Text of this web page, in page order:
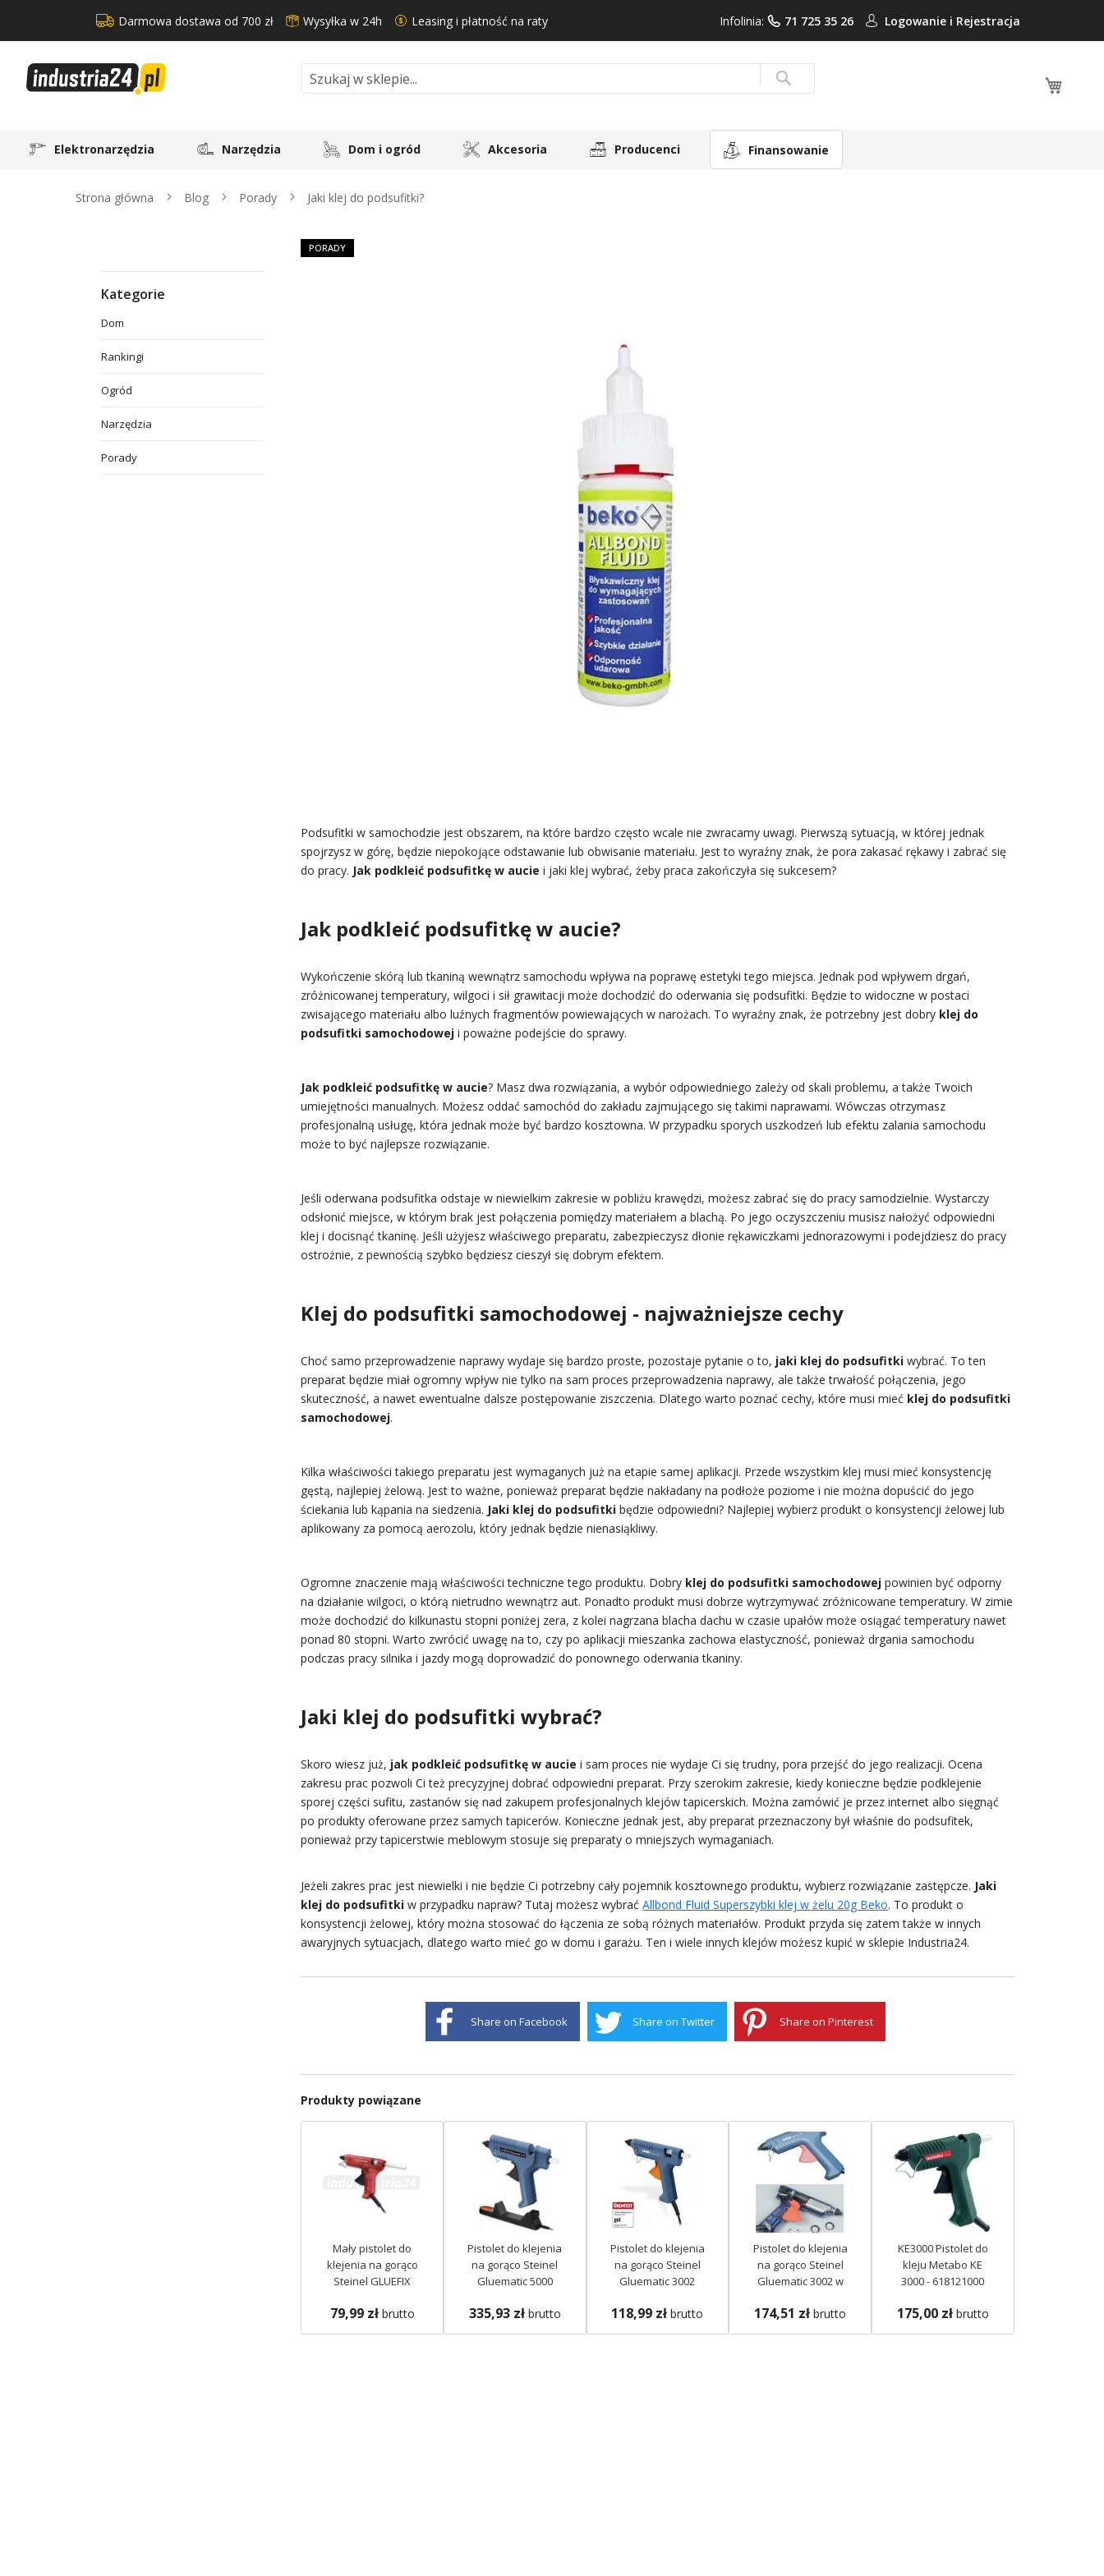
Darmowa dostawa od 700 zł Wysyłka w 24h Leasing i płatność na raty Infolinia: 71 725 35 26 Logowanie i Rejestracja
Search Search
Elektronarzędzia Narzędzia Dom i ogród Akcesoria Producenci Finansowanie
Strona główna Blog Porady Jaki klej do podsufitki?
PORADY
Podsufitki w samochodzie jest obszarem, na które bardzo często wcale nie zwracamy uwagi. Pierwszą sytuacją, w której jednak
spojrzysz w górę, będzie niepokojące odstawanie lub obwisanie materiału. Jest to wyraźny znak, że pora zakasać rękawy i zabrać się
do pracy. Jak podkleić podsufitkę w aucie i jaki klej wybrać, żeby praca zakończyła się sukcesem?
Jak podkleić podsufitkę w aucie?
Wykończenie skórą lub tkaniną wewnątrz samochodu wpływa na poprawę estetyki tego miejsca. Jednak pod wpływem drgań,
zróżnicowanej temperatury, wilgoci i sił grawitacji może dochodzić do oderwania się podsufitki. Będzie to widoczne w postaci
zwisającego materiału albo luźnych fragmentów powiewających w narożach. To wyraźny znak, że potrzebny jest dobry klej do
podsufitki samochodowej i poważne podejście do sprawy.
Jak podkleić podsufitkę w aucie? Masz dwa rozwiązania, a wybór odpowiedniego zależy od skali problemu, a także Twoich
umiejętności manualnych. Możesz oddać samochód do zakładu zajmującego się takimi naprawami. Wówczas otrzymasz
profesjonalną usługę, która jednak może być bardzo kosztowna. W przypadku sporych uszkodzeń lub efektu zalania samochodu
może to być najlepsze rozwiązanie.
Jeśli oderwana podsufitka odstaje w niewielkim zakresie w pobliżu krawędzi, możesz zabrać się do pracy samodzielnie. Wystarczy
odsłonić miejsce, w którym brak jest połączenia pomiędzy materiałem a blachą. Po jego oczyszczeniu musisz nałożyć odpowiedni
klej i docisnąć tkaninę. Jeśli użyjesz właściwego preparatu, zabezpieczysz dłonie rękawiczkami jednorazowymi i podejdziesz do pracy
ostrożnie, z pewnością szybko będziesz cieszył się dobrym efektem.
Klej do podsufitki samochodowej - najważniejsze cechy
Choć samo przeprowadzenie naprawy wydaje się bardzo proste, pozostaje pytanie o to, jaki klej do podsufitki wybrać. To ten
preparat będzie miał ogromny wpływ nie tylko na sam proces przeprowadzenia naprawy, ale także trwałość połączenia, jego
skuteczność, a nawet ewentualne dalsze postępowanie ziszczenia. Dlatego warto poznać cechy, które musi mieć klej do podsufitki
samochodowej.
Kilka właściwości takiego preparatu jest wymaganych już na etapie samej aplikacji. Przede wszystkim klej musi mieć konsystencję
gęstą, najlepiej żelową. Jest to ważne, ponieważ preparat będzie nakładany na podłoże poziome i nie można dopuścić do jego
ściekania lub kąpania na siedzenia. Jaki klej do podsufitki będzie odpowiedni? Najlepiej wybierz produkt o konsystencji żelowej lub
aplikowany za pomocą aerozolu, który jednak będzie nienasiąkliwy.
Ogromne znaczenie mają właściwości techniczne tego produktu. Dobry klej do podsufitki samochodowej powinien być odporny
na działanie wilgoci, o którą nietrudno wewnątrz aut. Ponadto produkt musi dobrze wytrzymywać zróżnicowane temperatury. W zimie
może dochodzić do kilkunastu stopni poniżej zera, z kolei nagrzana blacha dachu w czasie upałów może osiągać temperatury nawet
ponad 80 stopni. Warto zwrócić uwagę na to, czy po aplikacji mieszanka zachowa elastyczność, ponieważ drgania samochodu
podczas pracy silnika i jazdy mogą doprowadzić do ponownego oderwania tkaniny.
Jaki klej do podsufitki wybrać?
Skoro wiesz już, jak podkleić podsufitkę w aucie i sam proces nie wydaje Ci się trudny, pora przejść do jego realizacji. Ocena
zakresu prac pozwoli Ci też precyzyjnej dobrać odpowiedni preparat. Przy szerokim zakresie, kiedy konieczne będzie podklejenie
sporej części sufitu, zastanów się nad zakupem profesjonalnych klejów tapicerskich. Można zamówić je przez internet albo sięgnąć
po produkty oferowane przez samych tapicerów. Konieczne jednak jest, aby preparat przeznaczony był właśnie do podsufitek,
ponieważ przy tapicerstwie meblowym stosuje się preparaty o mniejszych wymaganiach.
Jeżeli zakres prac jest niewielki i nie będzie Ci potrzebny cały pojemnik kosztownego produktu, wybierz rozwiązanie zastępcze. Jaki
klej do podsufitki w przypadku napraw? Tutaj możesz wybraćAllbond Fluid Superszybki klej w żelu 20g Beko. To produkt o
konsystencji żelowej, który można stosować do łączenia ze sobą różnych materiałów. Produkt przyda się zatem także w innych
awaryjnych sytuacjach, dlatego warto mieć go w domu i garażu. Ten i wiele innych klejów możesz kupić w sklepie Industria24.
Share on Facebook Share on Twitter Share on Pinterest
Produkty powiązane
Mały pistolet do
klejenia na gorąco
Steinel GLUEFIX
79,99 zł brutto
Brak w
Pistolet do klejenia
na gorąco Steinel
Gluematic 5000
335,93 zł brutto
Brak w
Pistolet do klejenia
na gorąco Steinel
Gluematic 3002
118,99 zł brutto
Brak w
Pistolet do klejenia
na gorąco Steinel
Gluematic 3002 w
174,51 zł brutto
Brak w
KE3000 Pistolet do
kleju Metabo KE
3000 - 618121000
175,00 zł brutto
Brak w
Kategorie
Dom
Rankingi
Ogród
Narzędzia
Porady